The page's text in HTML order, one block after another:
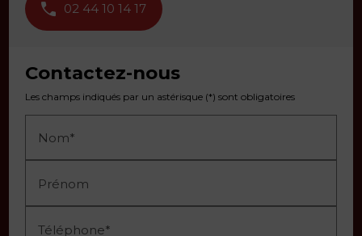
02 44 10 14 17
Contactez-nous
Les champs indiqués par un astérisque (*) sont obligatoires
Nom*
Prénom
Téléphone*